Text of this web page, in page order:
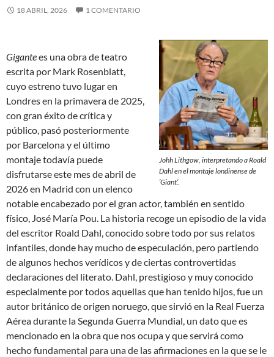
18 ABRIL, 2026 1 COMENTARIO
Johh Lithgow, interpretando a Roald
Dahl en el montaje londinense de
‘Giant‘.
Gigantees una obra de teatro
escrita por Mark Rosenblatt,
cuyo estreno tuvo lugar en
Londres en la primavera de 2025,
con gran éxito de crítica y
público, pasó posteriormente
por Barcelona y el último
montaje todavía puede
disfrutarse este mes de abril de
2026 en Madrid con un elenco
notable encabezado por el gran actor, también en sentido
físico, José María Pou. La historia recoge un episodio de la vida
del escritor Roald Dahl, conocido sobre todo por sus relatos
infantiles, donde hay mucho de especulación, pero partiendo
de algunos hechos verídicos y de ciertas controvertidas
declaraciones del literato. Dahl, prestigioso y muy conocido
especialmente por todos aquellas que han tenido hijos, fue un
autor británico de origen noruego, que sirvió en la Real Fuerza
Aérea durante la Segunda Guerra Mundial, un dato que es
mencionado en la obra que nos ocupa y que servirá como
hecho fundamental para una de las afirmaciones en la que se le